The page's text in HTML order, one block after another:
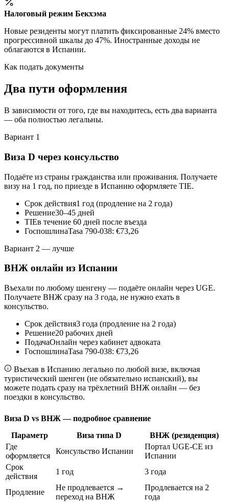
Налоговый режим Бекхэма
Новые резиденты могут платить фиксированные 24% вместо
прогрессивной шкалы до 47%. Иностранные доходы не
облагаются в Испании.
Как подать документы
Два пути оформления
В зависимости от того, где вы находитесь, есть два варианта
— оба полностью легальны.
Вариант 1
Виза D через консульство
Подаёте из страны гражданства или проживания. Получаете
визу на 1 год, по приезде в Испанию оформляете TIE.
Срок действия1 год (продление на 2 года)
Решение30–45 дней
TIEв течение 60 дней после въезда
ГоспошлинаTasa 790-038: €73,26
Вариант 2 — лучше
ВНЖ онлайн из Испании
Въехали по любому шенгену — подаёте онлайн через UGE.
Получаете ВНЖ сразу на 3 года, не нужно ехать в
консульство.
Срок действия3 года (продление на 2 года)
Решение20 рабочих дней
ПодачаОнлайн через кабинет адвоката
ГоспошлинаTasa 790-038: €73,26
Въехав в Испанию легально по любой визе, включая
туристический шенген (не обязательно испанский), вы
можете подать сразу на трёхлетний ВНЖ онлайн — без
поездки в консульство.
Виза D vs ВНЖ — подробное сравнение
Параметр
Виза типа D
ВНЖ (резиденция)
Где
оформляется
Консульство Испании
Портал UGE-CE из
Испании
Срок
действия
1 год 3 года
Продление
Не продлевается →
переход на ВНЖ
Продлевается на 2
года